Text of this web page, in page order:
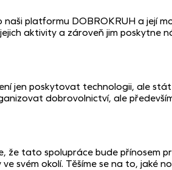
platformu DOBROKRUH a její
aktivity a zároveň jim poskytne
jen poskytovat technologii, ale
dobrovolnictví, ale
že tato spolupráce bude přínosem
svém okolí. Těšíme se na to, jaké